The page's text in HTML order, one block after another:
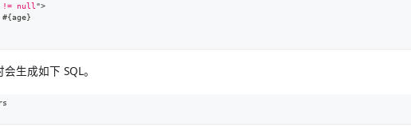
!= null ">
#{age}
生成如下 SQL。